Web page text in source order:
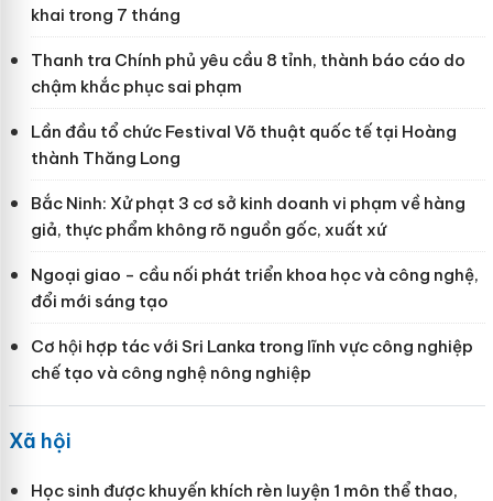
khai trong 7 tháng
Thanh tra Chính phủ yêu cầu 8 tỉnh, thành báo cáo do
chậm khắc phục sai phạm
Lần đầu tổ chức Festival Võ thuật quốc tế tại Hoàng
thành Thăng Long
Bắc Ninh: Xử phạt 3 cơ sở kinh doanh vi phạm về hàng
giả, thực phẩm không rõ nguồn gốc, xuất xứ
Ngoại giao - cầu nối phát triển khoa học và công nghệ,
đổi mới sáng tạo
Cơ hội hợp tác với Sri Lanka trong lĩnh vực công nghiệp
chế tạo và công nghệ nông nghiệp
Xã hội
Học sinh được khuyến khích rèn luyện 1 môn thể thao,